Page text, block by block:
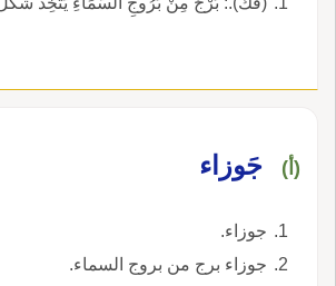
(أ) جَوزاء
جوزاء.
جوزاء برج من بروج السماء.